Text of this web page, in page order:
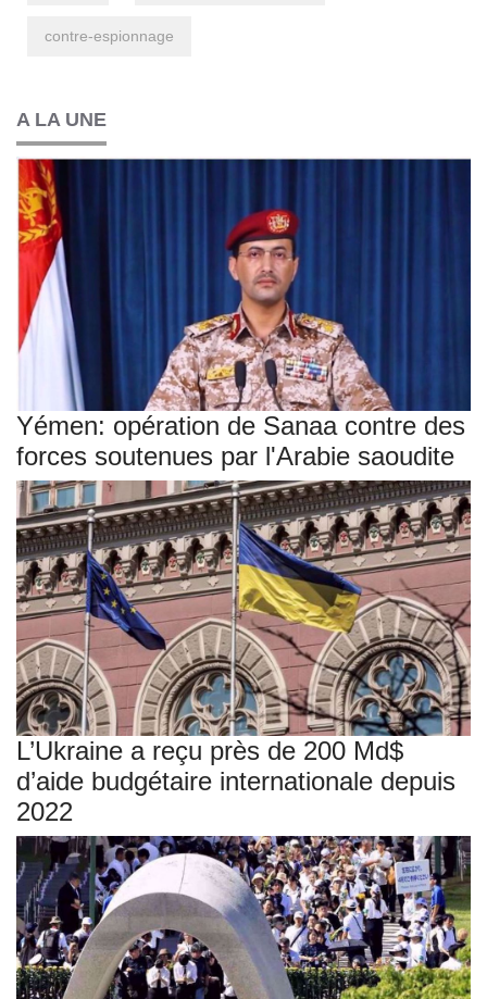
contre-espionnage
A LA UNE
Yémen: opération de Sanaa contre des
forces soutenues par l'Arabie saoudite
L’Ukraine a reçu près de 200 Md$
d’aide budgétaire internationale depuis
2022